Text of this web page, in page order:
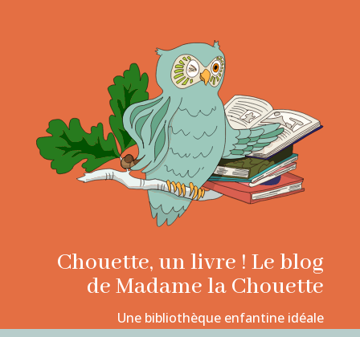
Chouette, un livre ! Le blog
de Madame la Chouette
Une bibliothèque enfantine idéale